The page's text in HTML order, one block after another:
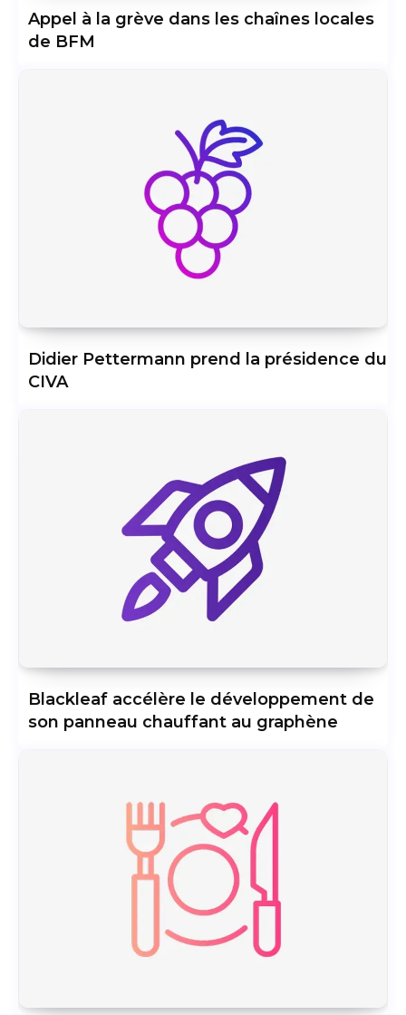
Appel à la grève dans les chaînes locales
de BFM
Didier Pettermann prend la présidence du
CIVA
Blackleaf accélère le développement de
son panneau chauffant au graphène